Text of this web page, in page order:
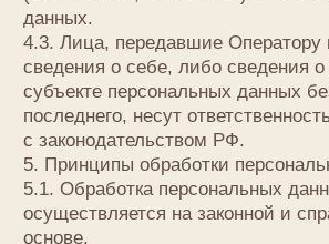
данных будет являться выгодоприобретателем
поручителем.
7.5. Обработка персональных данных
для осуществления прав и законных интересов
оператора или третьих лиц либо для достижения
общественно значимых целей при условии, что
при этом не нарушаются права и свободы
субъекта персональных данных.
7.6. Осуществляется обработка персональных
данных, доступ неограниченного круга лиц
к которым предоставлен субъектом
данных либо по его просьбе (далее —
общедоступные персональные данные).
7.7. Осуществляется обработка персональных